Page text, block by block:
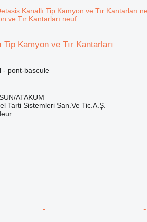
ve Tır Kantarları neuf
Tip Kamyon ve Tır Kantarları
- pont-bascule
ATAKUM
Tarti Sistemleri San.Ve Tic.A.Ş.